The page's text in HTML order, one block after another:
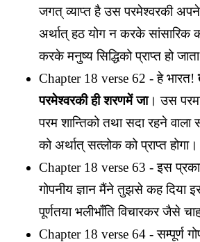
जगत् व्याप्त है उस परमेश्वरकी अपने
अर्थात् हठ योग न करके सांसारिक
करके मनुष्य सिद्धिको प्राप्त हो
Chapter 18 verse 62 - हे भारत!
परमेश्वरकी ही शरणमें जा। उस
परम शान्तिको तथा सदा रहने
को अर्थात् सत्लोक को प्राप्त होगा।
Chapter 18 verse 63 - इस
गोपनीय ज्ञान मैंने तुझसे कह दिया
पूर्णतया भलीभाँति विचारकर जैसे
Chapter 18 verse 64 - सम्पूर्ण